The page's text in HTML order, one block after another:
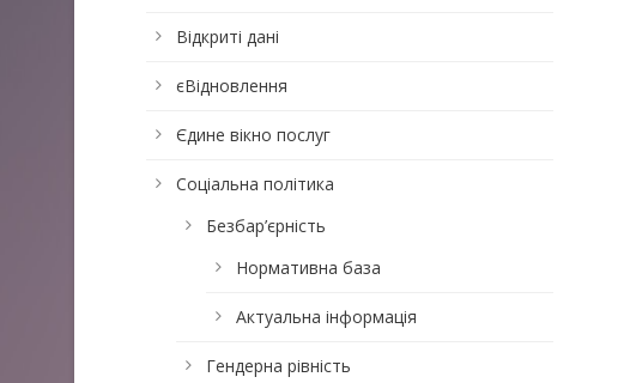
Відкриті дані
єВідновлення
Єдине вікно послуг
Соціальна політика
Безбар’єрність
Нормативна база
Актуальна інформація
Гендерна рівність